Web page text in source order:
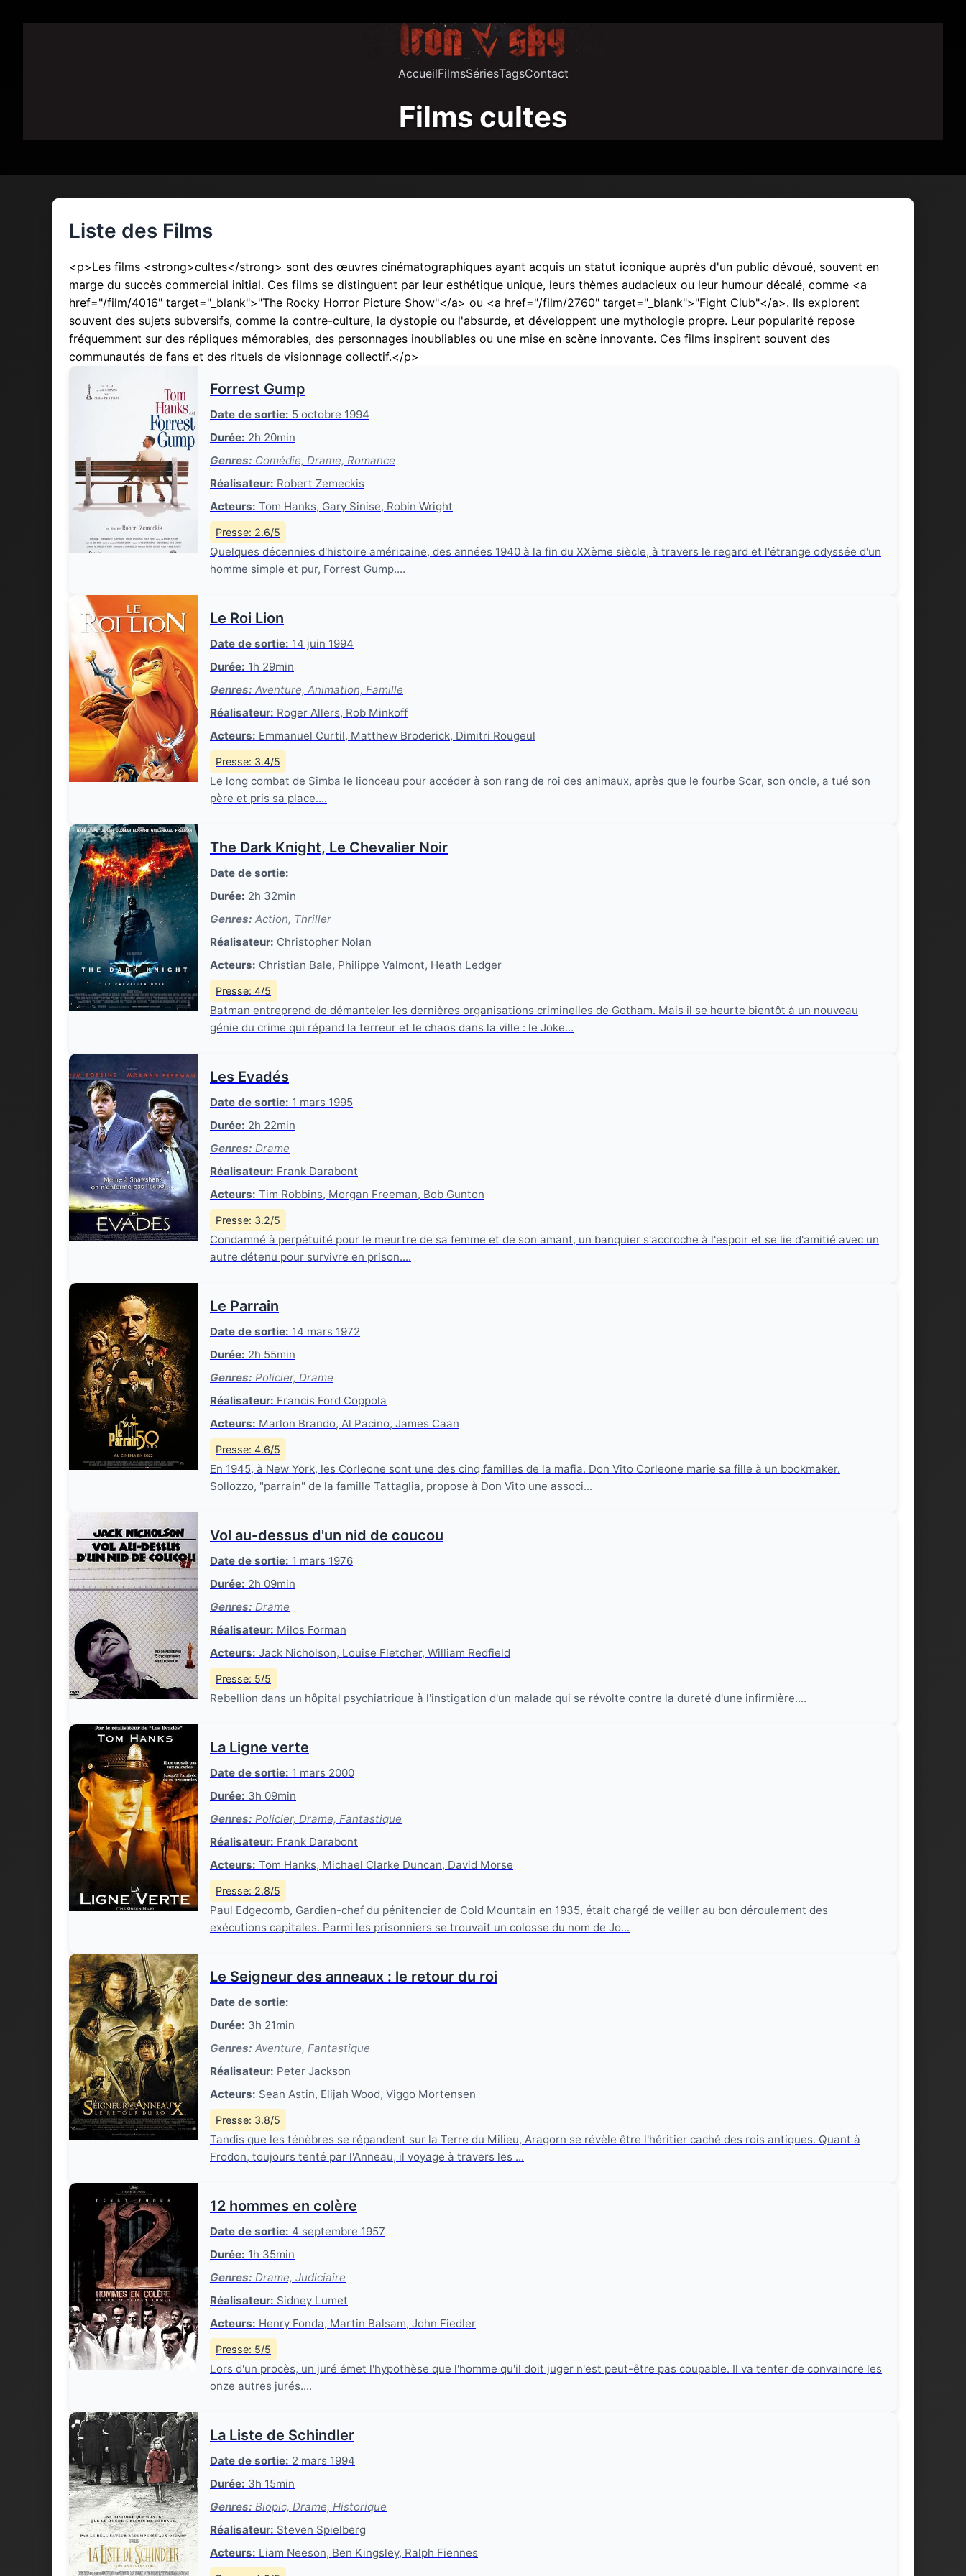
AccueilFilmsSériesTagsContact
Films cultes
Liste des Films
<p>Les films <strong>cultes</strong> sont des œuvres cinématographiques ayant acquis un statut iconique auprès d'un public dévoué, souvent en
marge du succès commercial initial. Ces films se distinguent par leur esthétique unique, leurs thèmes audacieux ou leur humour décalé, comme <a
href="/film/4016" target="_blank">"The Rocky Horror Picture Show"</a> ou <a href="/film/2760" target="_blank">"Fight Club"</a>. Ils explorent
souvent des sujets subversifs, comme la contre-culture, la dystopie ou l'absurde, et développent une mythologie propre. Leur popularité repose
fréquemment sur des répliques mémorables, des personnages inoubliables ou une mise en scène innovante. Ces films inspirent souvent des
communautés de fans et des rituels de visionnage collectif.</p>
Forrest Gump
Date de sortie: 5 octobre 1994
Durée: 2h 20min
Genres: Comédie, Drame, Romance
Réalisateur: Robert Zemeckis
Acteurs: Tom Hanks, Gary Sinise, Robin Wright
Presse: 2.6/5
Quelques décennies d'histoire américaine, des années 1940 à la fin du XXème siècle, à travers le regard et l'étrange odyssée d'un
homme simple et pur, Forrest Gump....
Le Roi Lion
Date de sortie: 14 juin 1994
Durée: 1h 29min
Genres: Aventure, Animation, Famille
Réalisateur: Roger Allers, Rob Minkoff
Acteurs: Emmanuel Curtil, Matthew Broderick, Dimitri Rougeul
Presse: 3.4/5
Le long combat de Simba le lionceau pour accéder à son rang de roi des animaux, après que le fourbe Scar, son oncle, a tué son
père et pris sa place....
The Dark Knight, Le Chevalier Noir
Date de sortie:
Durée: 2h 32min
Genres: Action, Thriller
Réalisateur: Christopher Nolan
Acteurs: Christian Bale, Philippe Valmont, Heath Ledger
Presse: 4/5
Batman entreprend de démanteler les dernières organisations criminelles de Gotham. Mais il se heurte bientôt à un nouveau
génie du crime qui répand la terreur et le chaos dans la ville : le Joke...
Les Evadés
Date de sortie: 1 mars 1995
Durée: 2h 22min
Genres: Drame
Réalisateur: Frank Darabont
Acteurs: Tim Robbins, Morgan Freeman, Bob Gunton
Presse: 3.2/5
Condamné à perpétuité pour le meurtre de sa femme et de son amant, un banquier s'accroche à l'espoir et se lie d'amitié avec un
autre détenu pour survivre en prison....
Le Parrain
Date de sortie: 14 mars 1972
Durée: 2h 55min
Genres: Policier, Drame
Réalisateur: Francis Ford Coppola
Acteurs: Marlon Brando, Al Pacino, James Caan
Presse: 4.6/5
En 1945, à New York, les Corleone sont une des cinq familles de la mafia. Don Vito Corleone marie sa fille à un bookmaker.
Sollozzo, "parrain" de la famille Tattaglia, propose à Don Vito une associ...
Vol au-dessus d'un nid de coucou
Date de sortie: 1 mars 1976
Durée: 2h 09min
Genres: Drame
Réalisateur: Milos Forman
Acteurs: Jack Nicholson, Louise Fletcher, William Redfield
Presse: 5/5
Rebellion dans un hôpital psychiatrique à l'instigation d'un malade qui se révolte contre la dureté d'une infirmière....
La Ligne verte
Date de sortie: 1 mars 2000
Durée: 3h 09min
Genres: Policier, Drame, Fantastique
Réalisateur: Frank Darabont
Acteurs: Tom Hanks, Michael Clarke Duncan, David Morse
Presse: 2.8/5
Paul Edgecomb, Gardien-chef du pénitencier de Cold Mountain en 1935, était chargé de veiller au bon déroulement des
exécutions capitales. Parmi les prisonniers se trouvait un colosse du nom de Jo...
Le Seigneur des anneaux : le retour du roi
Date de sortie:
Durée: 3h 21min
Genres: Aventure, Fantastique
Réalisateur: Peter Jackson
Acteurs: Sean Astin, Elijah Wood, Viggo Mortensen
Presse: 3.8/5
Tandis que les ténèbres se répandent sur la Terre du Milieu, Aragorn se révèle être l'héritier caché des rois antiques. Quant à
Frodon, toujours tenté par l'Anneau, il voyage à travers les ...
12 hommes en colère
Date de sortie: 4 septembre 1957
Durée: 1h 35min
Genres: Drame, Judiciaire
Réalisateur: Sidney Lumet
Acteurs: Henry Fonda, Martin Balsam, John Fiedler
Presse: 5/5
Lors d'un procès, un juré émet l'hypothèse que l'homme qu'il doit juger n'est peut-être pas coupable. Il va tenter de convaincre les
onze autres jurés....
La Liste de Schindler
Date de sortie: 2 mars 1994
Durée: 3h 15min
Genres: Biopic, Drame, Historique
Réalisateur: Steven Spielberg
Acteurs: Liam Neeson, Ben Kingsley, Ralph Fiennes